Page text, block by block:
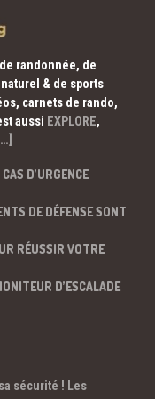
randonnée, de
& de sports
carnets de rando,
aussi EXPLORE,
[…]
D’URGENCE
DE DÉFENSE SONT
RÉUSSIR VOTRE
D’ESCALADE
sécurité ! Les